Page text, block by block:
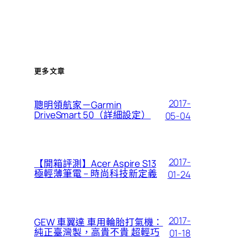
更多文章
聰明領航家－Garmin
DriveSmart 50（詳細設定）
2017-
05-04
【開箱評測】Acer Aspire S13
極輕薄筆電 – 時尚科技新定義
2017-
01-24
GEW 車翼達 車用輪胎打氣機：
純正臺灣製，高貴不貴 超輕巧
2017-
01-18